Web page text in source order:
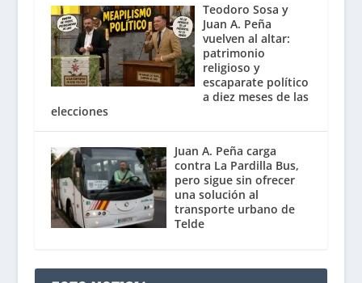
Teodoro Sosa y
Juan A. Peña
vuelven al altar:
patrimonio
religioso y
escaparate político
a diez meses de las
elecciones
Juan A. Peña carga
contra La Pardilla Bus,
pero sigue sin ofrecer
una solución al
transporte urbano de
Telde